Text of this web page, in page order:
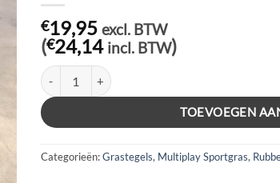
€19,95 excl. BTW
(€24,14 incl. BTW)
Multi S/PG 50x50x3 cm – Zwart aantal
TOEVOEGEN
Categorieën:Grastegels, Multiplay Sportgras,